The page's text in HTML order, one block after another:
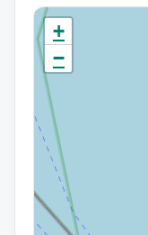
Initierar karta…
+
−